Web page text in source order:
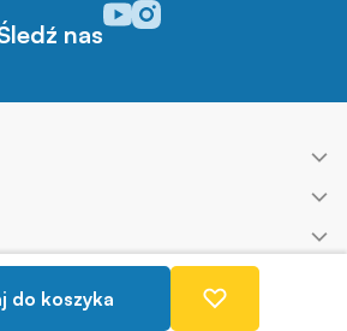
do koszyka
nas
Odwiedź nasz profil w
Odwiedź nasz profil w